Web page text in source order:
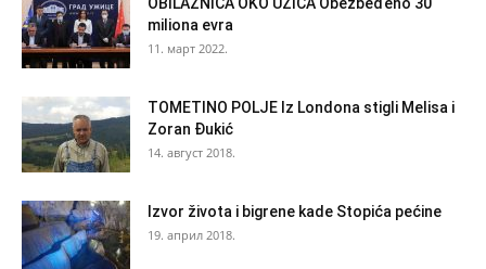
miliona evra
11. март 2022.
TOMETINO POLJE Iz Londona stigli Melisa i
Zoran Đukić
14. август 2018.
Izvor života i bigrene kade Stopića pećine
19. април 2018.